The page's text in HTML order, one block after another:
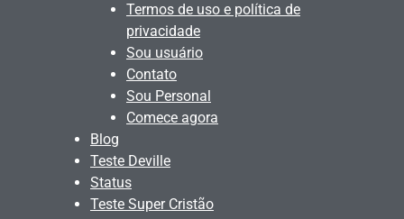
Termos de uso e política de
privacidade
Sou usuário
Contato
Sou Personal
Comece agora
Blog
Teste Deville
Status
Teste Super Cristão